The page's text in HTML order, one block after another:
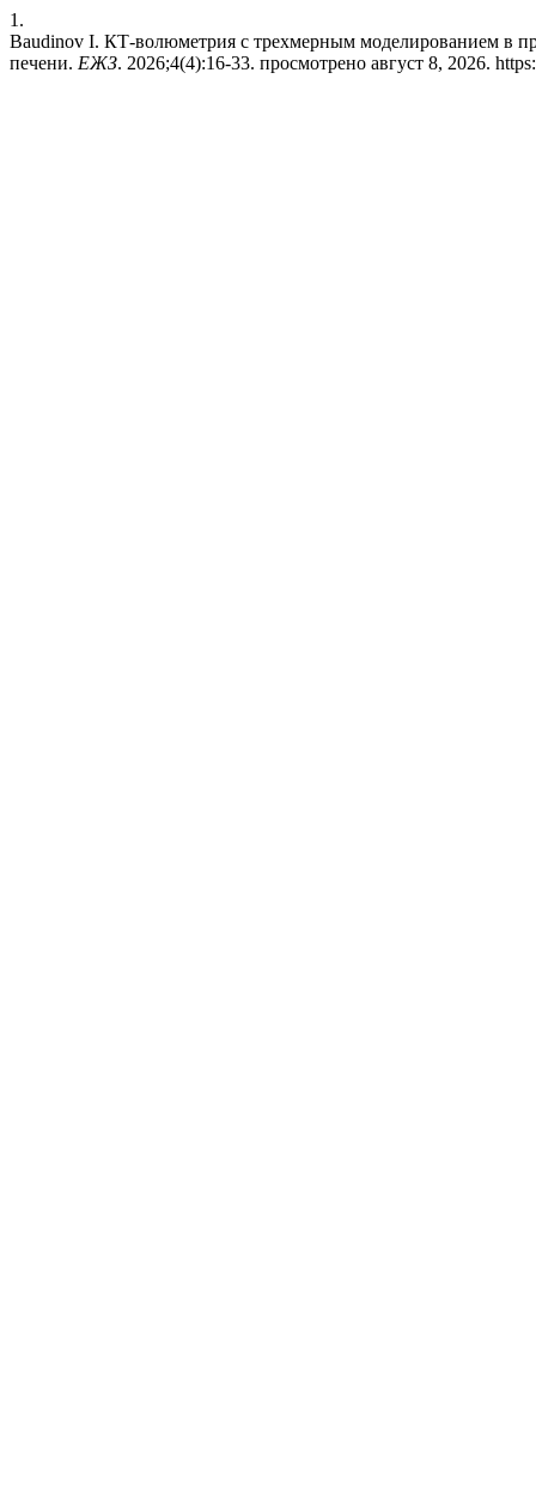
1.
Baudinov I. КТ-волюметрия с трехмерным моделированием в
печени. ЕЖЗ. 2026;4(4):16-33. просмотрено август 8, 2026.